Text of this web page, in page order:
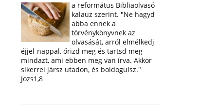
a református Bibliaolvasó
kalauz szerint. "Ne hagyd
abba ennek a
törvénykönyvnek az
olvasását, arról elmélkedj
éjjel-nappal, őrizd meg és tartsd meg
mindazt, ami ebben meg van írva. Akkor
sikerrel jársz utadon, és boldogulsz."
Jozs1,8